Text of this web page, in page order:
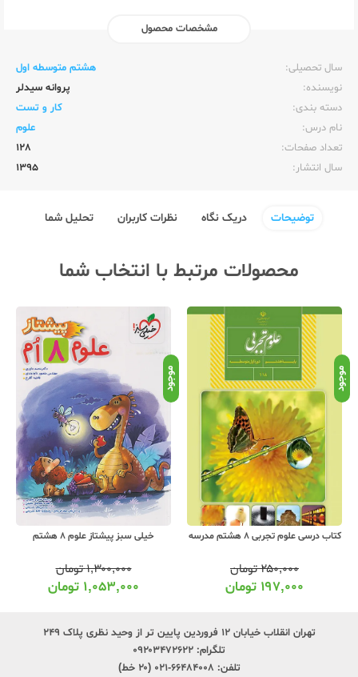
مشخصات محصول
سال تحصیلی:‌
هشتم متوسطه اول
نویسنده:‌
پروانه سیدلر
دسته بندی:
کار و تست
نام درس:
علوم
تعداد صفحات:‌
128
سال انتشار:‌
1395
توضیحات دریک نگاه نظرات کاربران تحلیل شما
محصولات مرتبط با انتخاب شما
موجود
کتاب درسی علوم تجربی 8 هشتم مدرسه
۲۵۰,۰۰۰تومان
۱۹۷,۰۰۰ تومان
موجود
خیلی سبز پیشتاز علوم 8 هشتم
۱,۳۰۰,۰۰۰تومان
۱,۰۵۳,۰۰۰ تومان
تهران انقلاب خیابان ۱۲ فروردین پایین تر از وحید نظری پلاک ۲۴۹
تلگرام: ۰۹۲۰۳۴۷۲۶۲۲
تلفن: ۶۶۴۸۴۰۰۸-۰۲۱ (۲۰ خط)